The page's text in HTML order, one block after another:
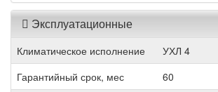
Эксплуатационные
Климатическое исполнение
УХЛ 4
Гарантийный срок, мес
60